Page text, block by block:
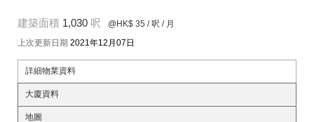
建築面積 1,030 呎 @HK$ 35 / 呎 / 月
上次更新日期 2021年12月07日
詳細物業資料
大廈資料
地圖